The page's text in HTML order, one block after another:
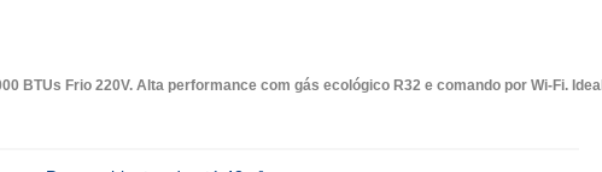
BTUs Frio 220V. Alta performance com gás ecológico R32 e comando por Wi-Fi.